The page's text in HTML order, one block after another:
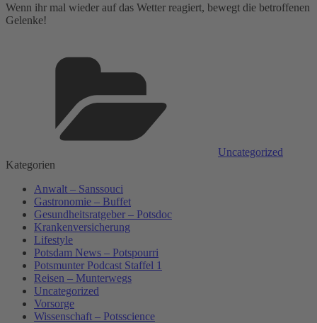
Wenn ihr mal wieder auf das Wetter reagiert, bewegt die betroffenen
Gelenke!
Uncategorized
Kategorien
Anwalt – Sanssouci
Gastronomie – Buffet
Gesundheitsratgeber – Potsdoc
Krankenversicherung
Lifestyle
Potsdam News – Potspourri
Potsmunter Podcast Staffel 1
Reisen – Munterwegs
Uncategorized
Vorsorge
Wissenschaft – Potsscience